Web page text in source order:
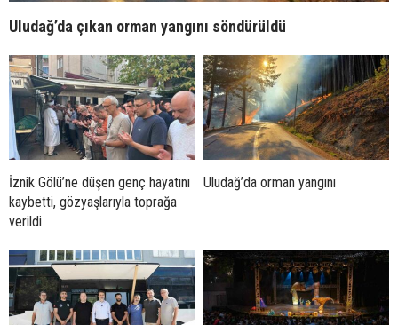
Uludağ’da çıkan orman yangını söndürüldü
İznik Gölü’ne düşen genç hayatını
kaybetti, gözyaşlarıyla toprağa
verildi
Uludağ’da orman yangını